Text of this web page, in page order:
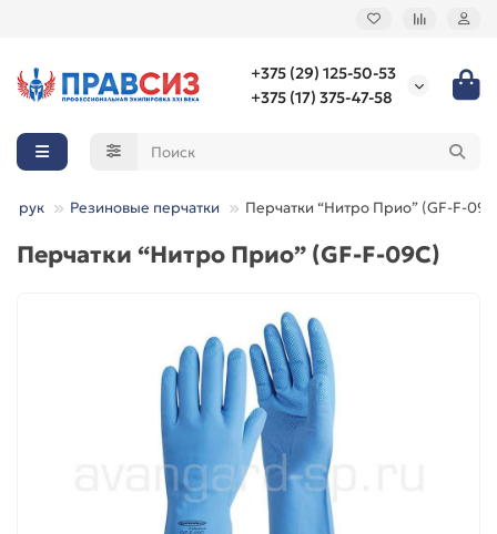
+375 (29) 125-50-53
+375 (17) 375-47-58
рук Резиновые перчатки Перчатки “Нитро Прио” (GF-F-
Перчатки “Нитро Прио” (GF-F-09C)